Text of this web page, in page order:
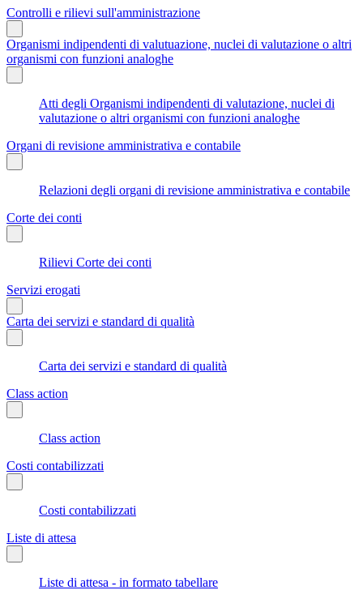
Controlli e rilievi sull'amministrazione
Organismi indipendenti di valutuazione, nuclei di valutazione o altri
organismi con funzioni analoghe
Atti degli Organismi indipendenti di valutazione, nuclei di
valutazione o altri organismi con funzioni analoghe
Organi di revisione amministrativa e contabile
Relazioni degli organi di revisione amministrativa e contabile
Corte dei conti
Rilievi Corte dei conti
Servizi erogati
Carta dei servizi e standard di qualità
Carta dei servizi e standard di qualità
Class action
Class action
Costi contabilizzati
Costi contabilizzati
Liste di attesa
Liste di attesa - in formato tabellare